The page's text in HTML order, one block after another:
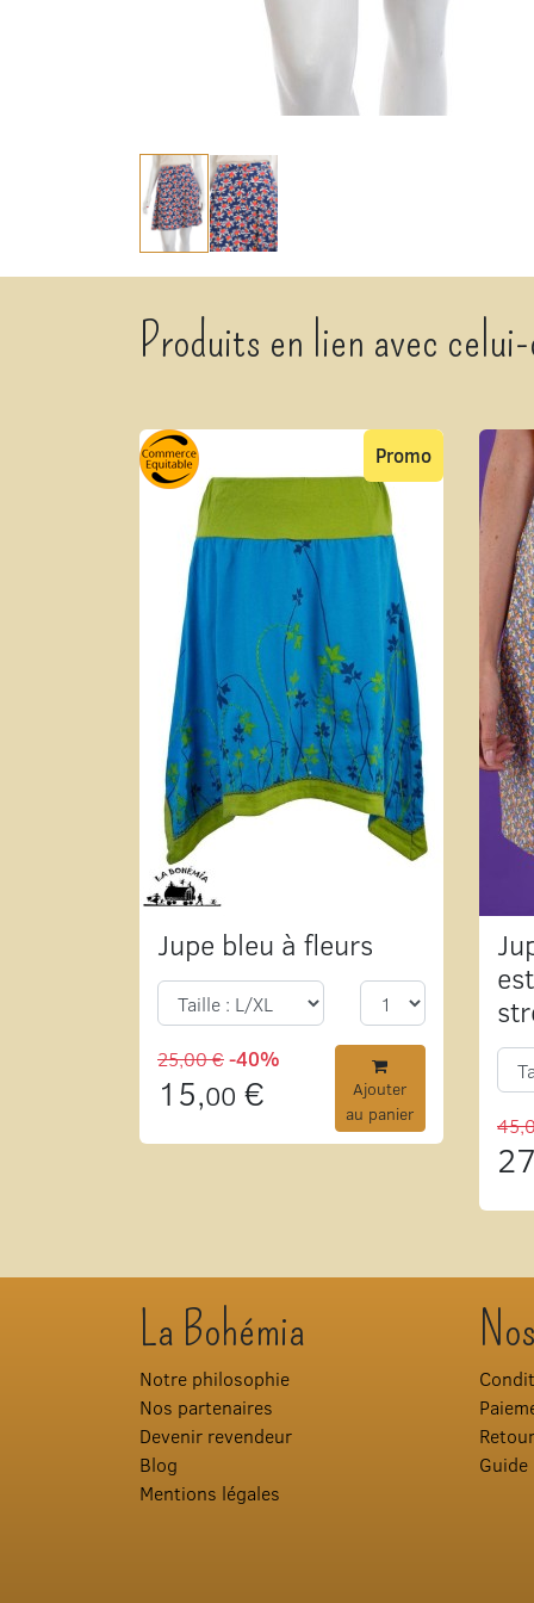
Produits en lien avec
Jupe bleu à fleurs
Promo
25,00 €-40%
15,00 €
Ajouter
au panier
La Bohémia
Notre philosophie
Nos partenaires
Devenir revendeur
Blog
Mentions légales